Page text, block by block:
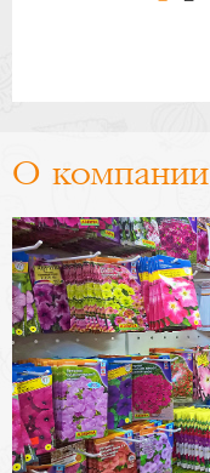
О компании